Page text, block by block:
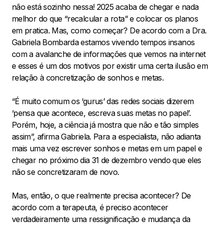
não está sozinho nessa! 2025 acaba de chegar e nada
melhor do que “recalcular a rota” e colocar os planos
em pratica. Mas, como começar? De acordo com a Dra.
Gabriela Bombarda estamos vivendo tempos insanos
com a avalanche de informações que vemos na internet
e esses é um dos motivos por existir uma certa ilusão em
relação à concretização de sonhos e metas.
“É muito comum os ‘gurus’ das redes sociais dizerem
‘pensa que acontece, escreva suas metas no papel’.
Porém, hoje, a ciência já mostra que não e tão simples
assim”, afirma Gabriela. Para a especialista, não adianta
mais uma vez escrever sonhos e metas em um papel e
chegar no próximo dia 31 de dezembro vendo que eles
não se concretizaram de novo.
Mas, então, o que realmente precisa acontecer? De
acordo com a terapeuta, é preciso acontecer
verdadeiramente uma ressignificação e mudança da